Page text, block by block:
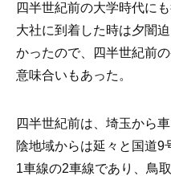
四半世紀前の大学時代に
大社に到着した時は夕闇
かったので、四半世紀前
意味合いもあった。
四半世紀前は、埼玉から
陰地域からは延々と国道9
1車線の2車線であり、鳥